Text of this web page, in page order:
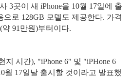
3곳이 새 iPhone을 10월 17일에 출
로 128GB 모델도 제공한다. 가격
약 91만원)부터이다.
지 시간), "iPhone 6" 및 "iPHone 6
월 17일날 출시할 것이라고 발표했